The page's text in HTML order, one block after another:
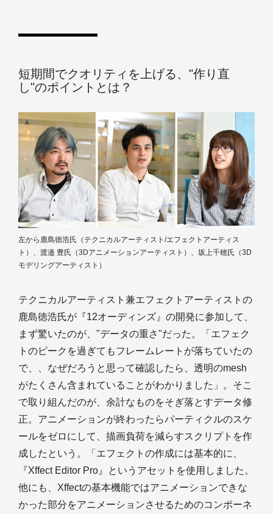
短期間でクオリティを上げる、"作り直
し"のポイントとは？
左から鹿島徳浩氏（テクニカルアーティスト/エフェクトアーティス
ト）、渡邉 豊氏（3Dアニメーションアーティスト）、坂上千穂氏（3D
モデリングアーティスト）
テクニカルアーティスト兼エフェクトアーティストの
鹿島徳浩氏が『12オーディンズ』の開発に参加して、
まず驚いたのが、"データの重さ"だった。「エフェク
トのピークを過ぎてもフレームレートが落ちていたの
で、、なぜだろうと思って確認したら、透明のmesh
がたくさん含まれていることがわかりました」。そこ
で取り組んだのが、余計なものをそぎ落とすデータ修
正。アニメーションが終わったらパーティクルのスケ
ールをゼロにして、描画負荷を減らすスクリプトを作
成したという。「エフェクトの作成には基本的に、
『Xffect Editor Pro』というアセットを使用しました。
他にも、Xffectの基本機能ではアニメーションできな
かった部分をアニメーションさせるためのコンポーネ